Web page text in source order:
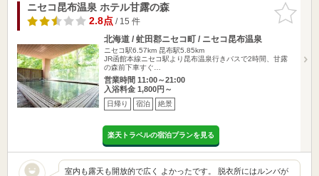
お気に入
りに追加
ニセコ昆布温泉 ホテル甘露の森
2.8点/ 15 件
北海道 / 虻田郡ニセコ町 / ニセコ昆布温泉
ニセコ駅6.57km 昆布駅5.85km
JR函館本線ニセコ駅より昆布温泉行きバスで2時間、甘露
の森前下車すぐ…
営業時間 11:00～21:00
入浴料金 1,800円～
日帰り 宿泊 絶景
楽天トラベルの宿泊プランを見る
室内も露天も開放的で広く よかったです。 脱衣所にはルンバが